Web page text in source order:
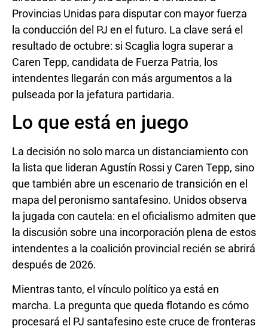
Provincias Unidas para disputar con mayor fuerza
la conducción del PJ en el futuro. La clave será el
resultado de octubre: si Scaglia logra superar a
Caren Tepp, candidata de Fuerza Patria, los
intendentes llegarán con más argumentos a la
pulseada por la jefatura partidaria.
Lo que está en juego
La decisión no solo marca un distanciamiento con
la lista que lideran Agustín Rossi y Caren Tepp, sino
que también abre un escenario de transición en el
mapa del peronismo santafesino. Unidos observa
la jugada con cautela: en el oficialismo admiten que
la discusión sobre una incorporación plena de estos
intendentes a la coalición provincial recién se abrirá
después de 2026.
Mientras tanto, el vínculo político ya está en
marcha. La pregunta que queda flotando es cómo
procesará el PJ santafesino este cruce de fronteras